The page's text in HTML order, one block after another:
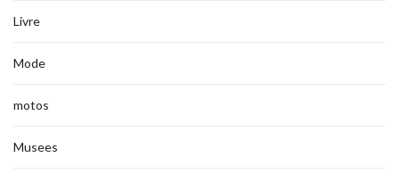
Livre
Mode
motos
Musees